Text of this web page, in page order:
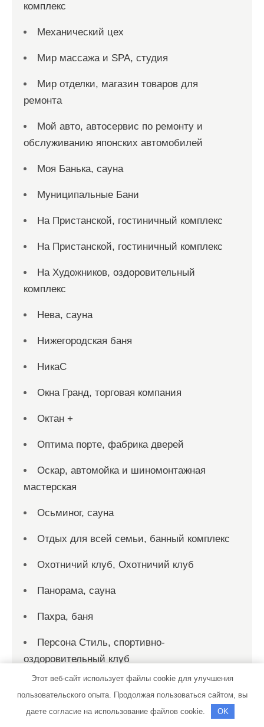
комплекс
Механический цех
Мир массажа и SPA, студия
Мир отделки, магазин товаров для
ремонта
Мой авто, автосервис по ремонту и
обслуживанию японских автомобилей
Моя Банька, сауна
Муниципальные Бани
На Пристанской, гостиничный комплекс
На Пристанской, гостиничный комплекс
На Художников, оздоровительный
комплекс
Нева, сауна
Нижегородская баня
НикаС
Окна Гранд, торговая компания
Октан +
Оптима порте, фабрика дверей
Оскар, автомойка и шиномонтажная
мастерская
Осьминог, сауна
Отдых для всей семьи, банный комплекс
Охотничий клуб, Охотничий клуб
Панорама, сауна
Пахра, баня
Персона Стиль, спортивно-
оздоровительный клуб
Пик-сервис, автомойка
Пик-сервис, автомойка
Этот веб-сайт использует файлы cookie для улучшения
пользовательского опыта. Продолжая пользоваться сайтом, вы
даете согласие на использование файлов cookie.
OK